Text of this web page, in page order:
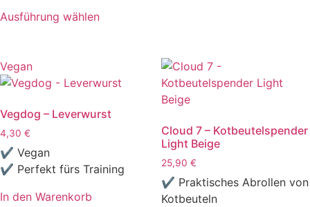
gewählt
Ausführung wählen
weist
mehrere
auf.
Die
Optionen
können
der
Vegan
Vegdog – Leverwurst
4,30 €
✔ Vegan
✔ Perfekt fürs Training
In den Warenkorb
Cloud 7 – Kotbeutelspender
Light Beige
25,90 €
✔ Praktisches Abrollen von
Kotbeuteln